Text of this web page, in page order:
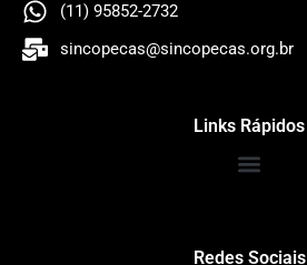
(11) 95852-2732
sincopecas@sincopecas.org.br
Links Rápidos
Redes Sociais